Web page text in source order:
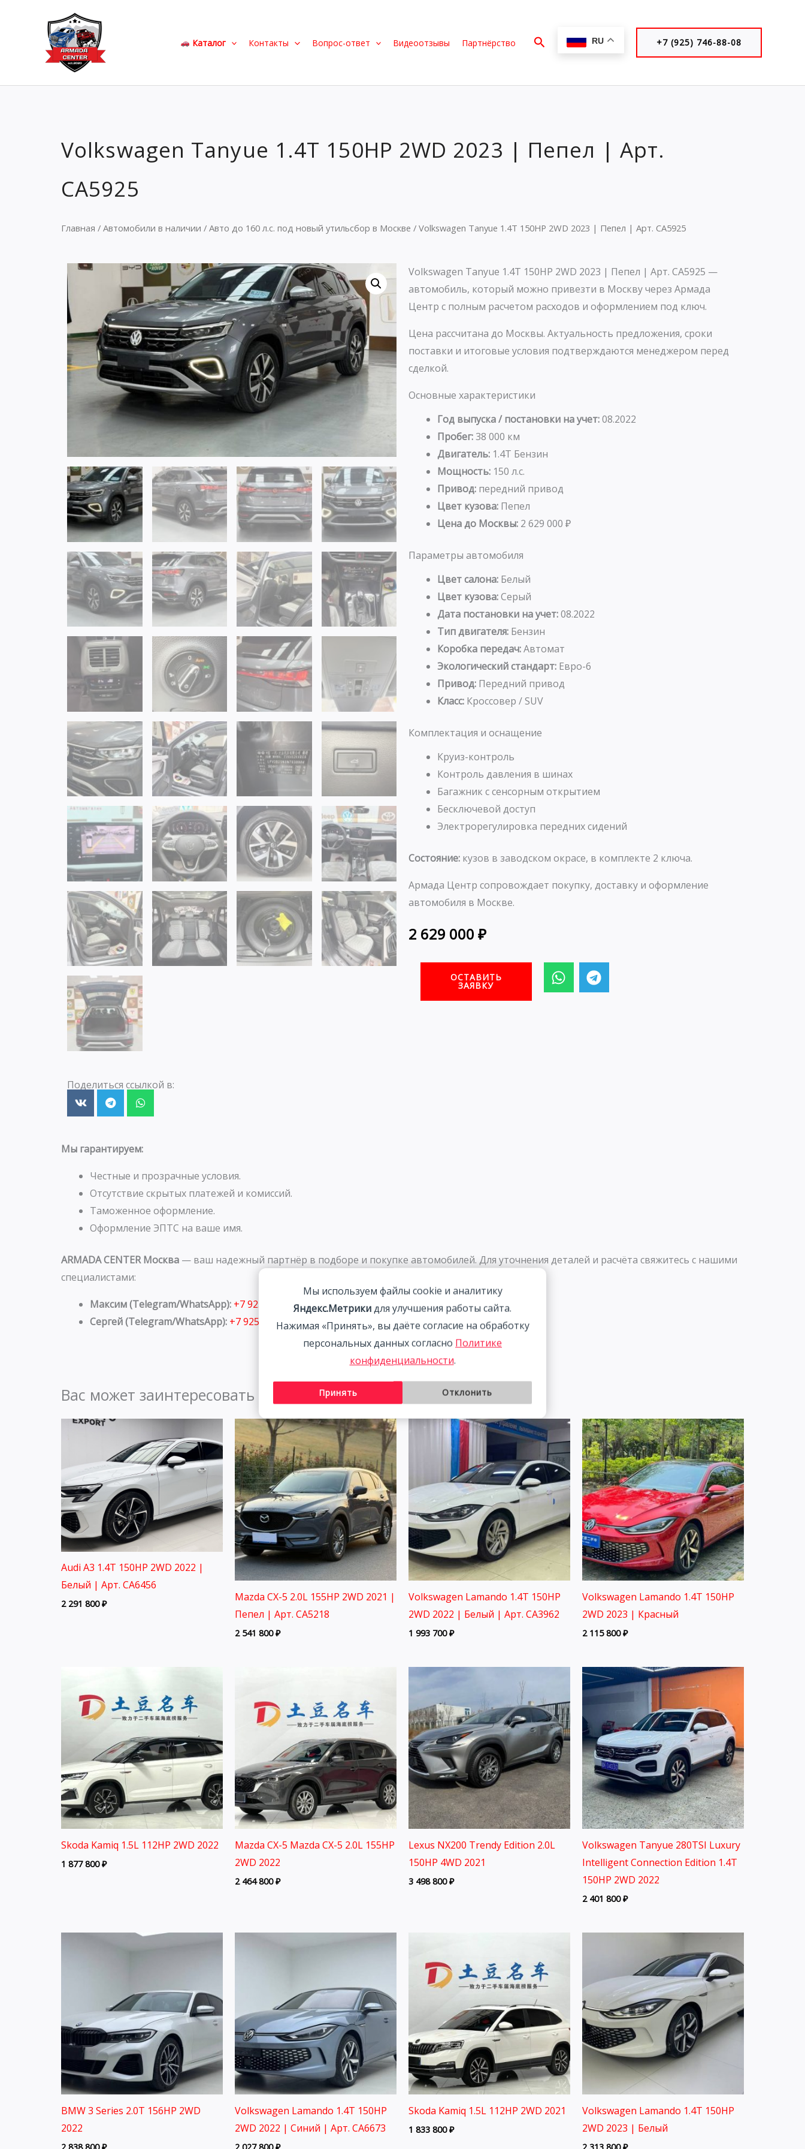
содержимому
Каталог Контакты Вопрос-ответ Видеоотзывы Партнёрство Поиск RU +7 (925) 746-88-08
Volkswagen Tanyue 1.4T 150HP 2WD 2023 | Пепел | Арт.
CA5925
Главная / Автомобили в наличии / Авто до 160 л.с. под новый утильсбор в Москве / Volkswagen Tanyue 1.4T 150HP 2WD 2023 | Пепел | Арт. CA5925
Поделиться ссылкой в:
Volkswagen Tanyue 1.4T 150HP 2WD 2023 | Пепел | Арт. CA5925 —
автомобиль, который можно привезти в Москву через Армада
Центр с полным расчетом расходов и оформлением под ключ.
Цена рассчитана до Москвы. Актуальность предложения, сроки
поставки и итоговые условия подтверждаются менеджером перед
сделкой.
Основные характеристики
Год выпуска / постановки на учет:08.2022
Пробег:38 000 км
Двигатель: 1.4T Бензин
Мощность: 150 л.с.
Привод: передний привод
Цвет кузова: Пепел
Цена до Москвы: 2 629 000 ₽
Параметры автомобиля
Цвет салона: Белый
Цвет кузова:Серый
Дата постановки на учет:08.2022
Тип двигателя: Бензин
Коробка передач:Автомат
Экологический стандарт: Евро-6
Привод: Передний привод
Класс: Кроссовер / SUV
Комплектация и оснащение
Круиз-контроль
Контроль давления в шинах
Багажник с сенсорным открытием
Бесключевой доступ
Электрорегулировка передних сидений
Состояние: кузов в заводском окрасе, в комплекте 2 ключа.
Армада Центр сопровождает покупку, доставку и оформление
автомобиля в Москве.
2 629 000 ₽
ОСТАВИТЬ
ЗАЯВКУ
W
h
a
T
e
l
Мы гарантируем:
Честные и прозрачные условия.
Отсутствие скрытых платежей и комиссий.
Таможенное оформление.
Оформление ЭПТС на ваше имя.
ARMADA CENTER Москва — ваш надежный партнёр в подборе и покупке автомобилей. Для уточнения деталей и расчёта свяжитесь с нашими
специалистами:
Максим (Telegram/WhatsApp): +7 925 592-88-08
Сергей (Telegram/WhatsApp): +7 925 746-88-08
Вас может заинтересовать
Audi A3 1.4T 150HP 2WD 2022 |
Белый | Арт. CA6456
2 291 800₽
Mazda CX-5 2.0L 155HP 2WD 2021 |
Пепел | Арт. CA5218
2 541 800₽
Volkswagen Lamando 1.4T 150HP
2WD 2022 | Белый | Арт. CA3962
1 993 700₽
Volkswagen Lamando 1.4T 150HP
2WD 2023 | Красный
2 115 800₽
Skoda Kamiq 1.5L 112HP 2WD 2022
1 877 800₽
Mazda CX-5 Mazda CX-5 2.0L 155HP
2WD 2022
2 464 800₽
Lexus NX200 Trendy Edition 2.0L
150HP 4WD 2021
3 498 800₽
Volkswagen Tanyue 280TSI Luxury
Intelligent Connection Edition 1.4T
150HP 2WD 2022
2 401 800₽
BMW 3 Series 2.0T 156HP 2WD
2022
Volkswagen Lamando 1.4T 150HP
2WD 2022 | Синий | Арт. CA6673
Skoda Kamiq 1.5L 112HP 2WD 2021
1 833 800₽
Volkswagen Lamando 1.4T 150HP
2WD 2023 | Белый
Мы используем файлы cookie и аналитику
Яндекс.Метрикидля улучшения работы сайта.
Нажимая «Принять», вы даёте согласие на обработку
персональных данных согласно Политике
конфиденциальности.
Принять Отклонить